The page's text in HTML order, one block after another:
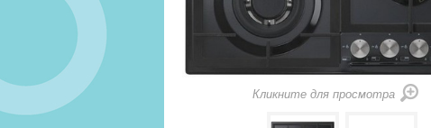
Кликните для просмотра